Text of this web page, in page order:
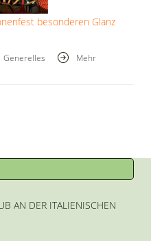
besonderen Glanz
Generelles Mehr
AN DER ITALIENISCHEN